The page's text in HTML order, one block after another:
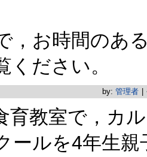
，お時間のあ
ください。
by: 管理者
育教室で，カ
ールを4年生親